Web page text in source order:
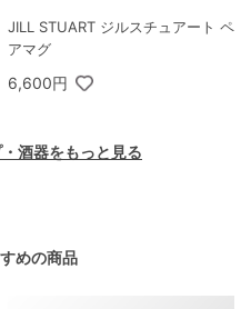
JILL STUART ジルスチュアート ペ
アマグ
6,600円
酒器をもっと見る
めの商品